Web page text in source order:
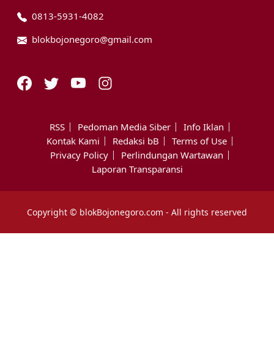
0813-5931-4082
blokbojonegoro@gmail.com
RSS Pedoman Media Siber
Info Iklan
Kontak Kami
Redaksi bB
Terms of Use
Privacy Policy
Perlindungan Wartawan
Laporan Transparansi
Copyright © blokBojonegoro.com - All rights reserved